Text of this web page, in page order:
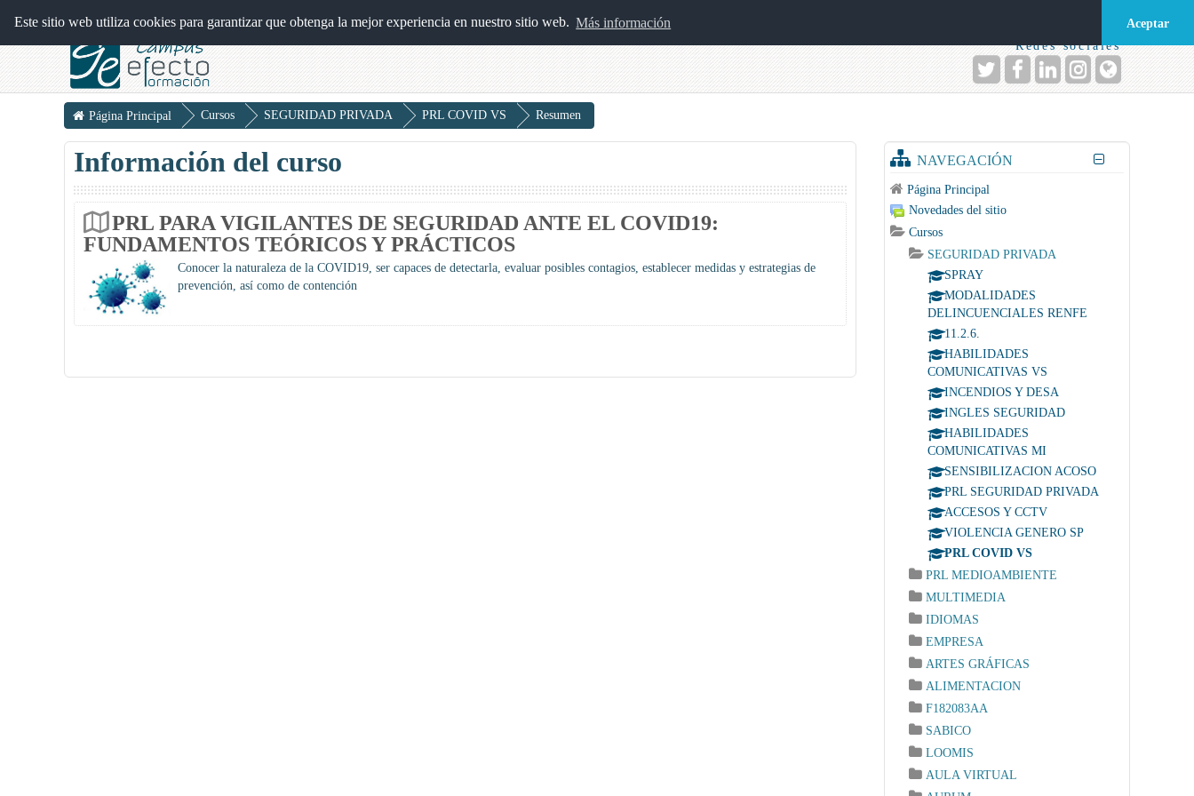
Este sitio web utiliza cookies para garantizar que obtenga la mejor experiencia en nuestro sitio web. Más información Aceptar
Campus EFECTO This course
Redes sociales
Página Principal Cursos SEGURIDAD PRIVADA PRL COVID VS Resumen
Información del curso
PRL PARA VIGILANTES DE SEGURIDAD ANTE EL COVID19:
FUNDAMENTOS TEÓRICOS Y PRÁCTICOS
Conocer la naturaleza de la COVID19, ser capaces de detectarla, evaluar posibles contagios, establecer medidas y estrategias de
prevención, así como de contención
NAVEGACIÓN
Página Principal
Novedades del sitio
Cursos
SEGURIDAD PRIVADA
SPRAY
MODALIDADES
DELINCUENCIALES RENFE
11.2.6.
HABILIDADES
COMUNICATIVAS VS
INCENDIOS Y DESA
INGLES SEGURIDAD
HABILIDADES
COMUNICATIVAS MI
SENSIBILIZACION ACOSO
PRL SEGURIDAD PRIVADA
ACCESOS Y CCTV
VIOLENCIA GENERO SP
PRL COVID VS
PRL MEDIOAMBIENTE
MULTIMEDIA
IDIOMAS
EMPRESA
ARTES GRÁFICAS
ALIMENTACION
F182083AA
SABICO
LOOMIS
AULA VIRTUAL